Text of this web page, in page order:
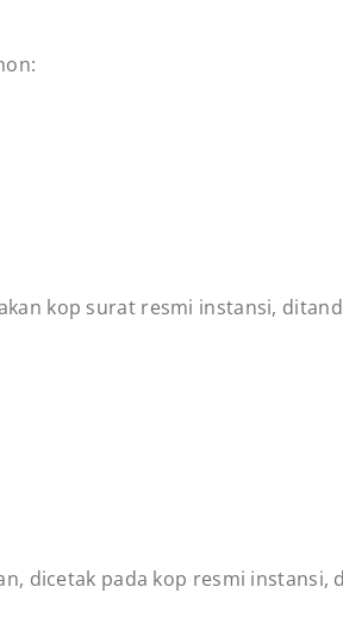
kop surat resmi instansi,
dicetak pada kop resmi